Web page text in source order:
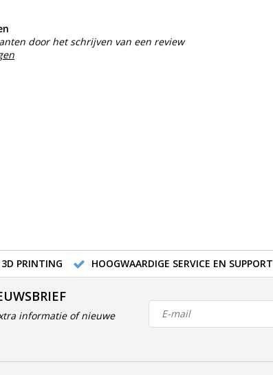
door het schrijven van een review
PRINTING HOOGWAARDIGE SERVICE EN SUPPORT
informatie of nieuwe